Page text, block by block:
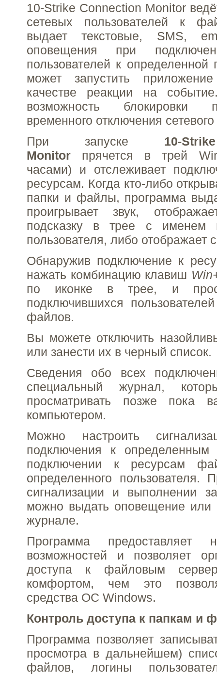
10-Strike Connection Monitor
сетевых пользователей к
выдает текстовые, SMS,
оповещения при
пользователей к
может запустить
качестве реакции на
возможность блокировки
временного отключения
При запуске 10-
Monitor прячется в трей
часами) и отслеживает
ресурсам. Когда кто-либо
папки и файлы, программа
проигрывает звук,
подсказку в трее с именем
пользователя, либо отображает
Обнаружив подключение к
нажать комбинацию клавиш
по иконке в трее, и
подключившихся
файлов.
Вы можете отключить
или занести их в черный список.
Сведения обо всех
специальный журнал,
просматривать позже
компьютером.
Можно настроить
подключения к
подключении к ресурсам
определенного пользователя.
сигнализации и выполнении
можно выдать оповещение или
журнале.
Программа предоставляет
возможностей и позволяет
доступа к файловым
комфортом, чем это
средства ОС Windows.
Контроль доступа к папкам и
Программа позволяет
просмотра в дальнейшем)
файлов, логины